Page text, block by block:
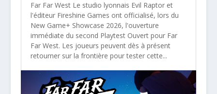
Far Far West Le studio lyonnais Evil Raptor et
l'éditeur Fireshine Games ont officialisé, lors du
New Game+ Showcase 2026, l'ouverture
immédiate du second Playtest Ouvert pour Far
Far West. Les joueurs peuvent dès à présent
retourner sur la frontière pour tester cette...